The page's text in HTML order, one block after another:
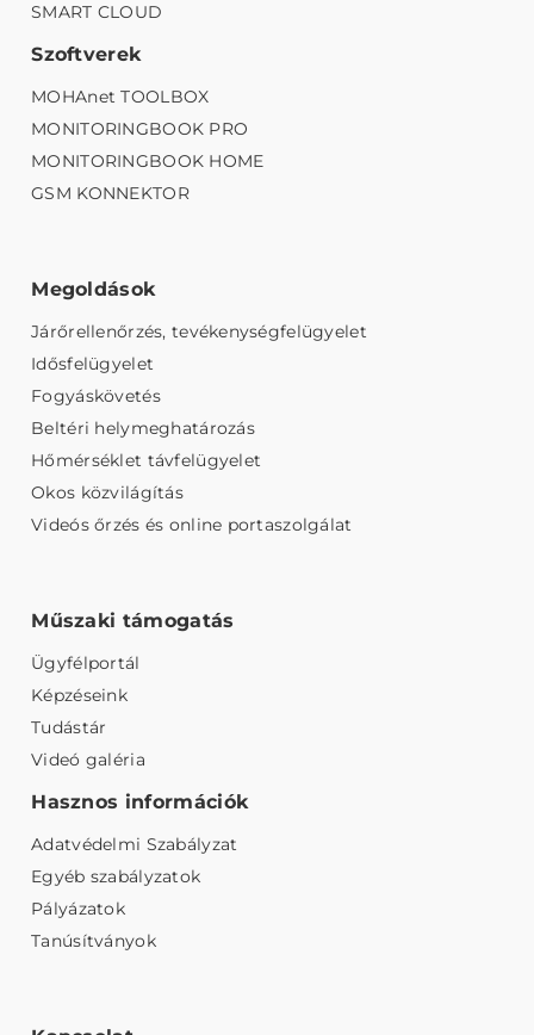
SMART CLOUD
Szoftverek
MOHAnet TOOLBOX
MONITORINGBOOK PRO
MONITORINGBOOK HOME
GSM KONNEKTOR
Megoldások
Járőrellenőrzés, tevékenységfelügyelet
Idősfelügyelet
Fogyáskövetés
Beltéri helymeghatározás
Hőmérséklet távfelügyelet
Okos közvilágítás
Videós őrzés és online portaszolgálat
Műszaki támogatás
Ügyfélportál
Képzéseink
Tudástár
Videó galéria
Hasznos információk
Adatvédelmi Szabályzat
Egyéb szabályzatok
Pályázatok
Tanúsítványok